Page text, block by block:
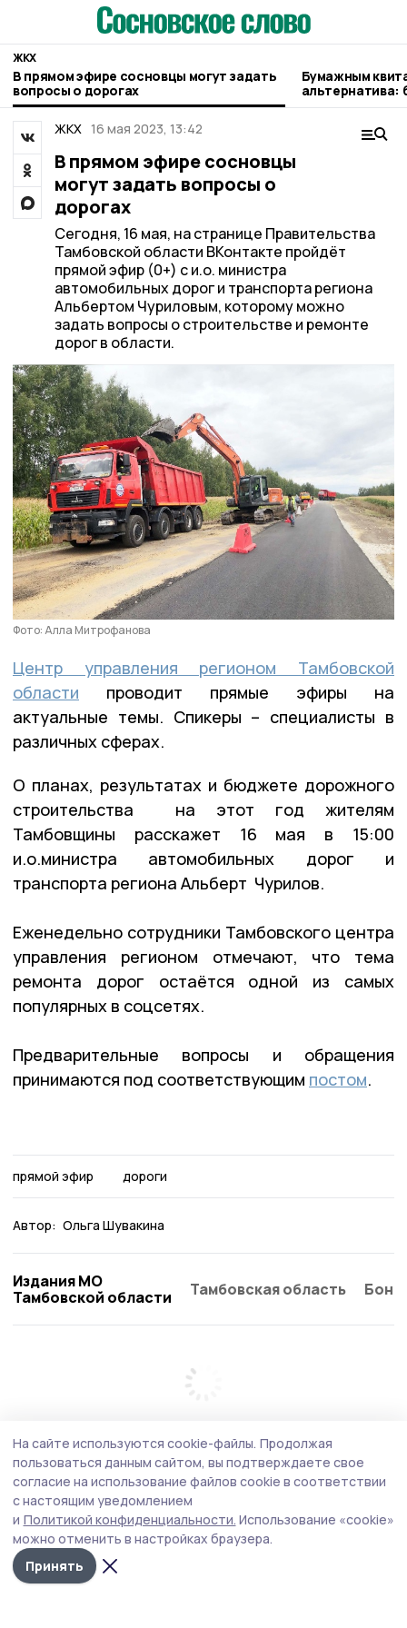
ЖКХ
В прямом эфире сосновцы могут задать
вопросы о дорогах
Бумажным
альтернатива:
пользователей
ЖКХ 16 мая 2023, 13:42
В прямом эфире сосновцы
могут задать вопросы о
дорогах
Сегодня, 16 мая, на странице Правительства
Тамбовской области ВКонтакте пройдёт
прямой эфир (0+) с и.о. министра
автомобильных дорог и транспорта региона
Альбертом Чуриловым, которому можно
задать вопросы о строительстве и ремонте
дорог в области.
Фото: Алла Митрофанова
Центр управления регионом Тамбовской
области проводит прямые эфиры на
актуальные темы. Спикеры – специалисты в
различных сферах.
О планах, результатах и бюджете дорожного
строительства на этот год жителям
Тамбовщины расскажет 16 мая в 15:00
и.о.министра автомобильных дорог и
транспорта региона Альберт Чурилов.
Еженедельно сотрудники Тамбовского центра
управления регионом отмечают, что тема
ремонта дорог остаётся одной из самых
популярных в соцсетях.
Предварительные вопросы и обращения
принимаются под соответствующим постом.
прямой эфир дороги
Автор: Ольга Шувакина
Издания МО
Тамбовской области
Тамбовская область
На сайте используются cookie-файлы. Продолжая
пользоваться данным сайтом, вы подтверждаете свое
согласие на использование файлов cookie в соответствии
с настоящим уведомлением
и Политикой конфиденциальности. Использование «cookie»
можно отменить в настройках браузера.
Принять